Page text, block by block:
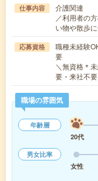
仕事内容
介護関連
／利用者の
い物や散歩
応募資格
職種未経験
要
＼無資格＊
要・来社不
職場の雰囲気
年齢層
20代
男女比率
女性